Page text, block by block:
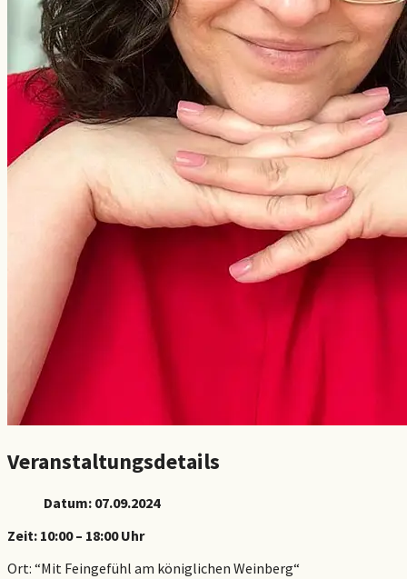
Veranstaltungsdetails
Datum: 07.09.2024
Zeit: 10:00 – 18:00 Uhr
Ort: “Mit Feingefühl am königlichen Weinberg“